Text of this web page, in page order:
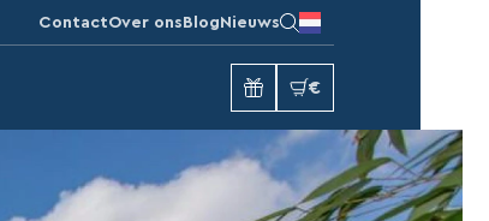
ContactOver ons Blog Nieuws
€